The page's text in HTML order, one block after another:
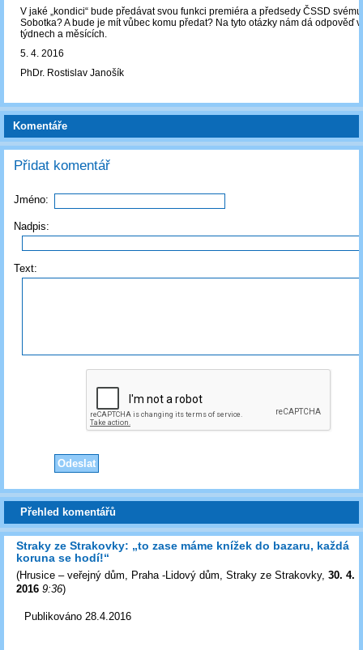
V jaké „kondici“ bude předávat svou funkci premiéra a předsedy ČSSD
Sobotka? A bude je mít vůbec komu předat? Na tyto otázky nám dá odpověď
týdnech a měsících.
5. 4. 2016
PhDr. Rostislav Janošík
Komentáře
Přidat komentář
Jméno:
Nadpis:
Text:
Přehled komentářů
Straky ze Strakovky: „to zase máme knížek do bazaru, každá
koruna se hodí!“
(Hrusice – veřejný dům, Praha -Lidový dům, Straky ze Strakovky, 30. 4.
2016 9:36)
Publikováno 28.4.2016